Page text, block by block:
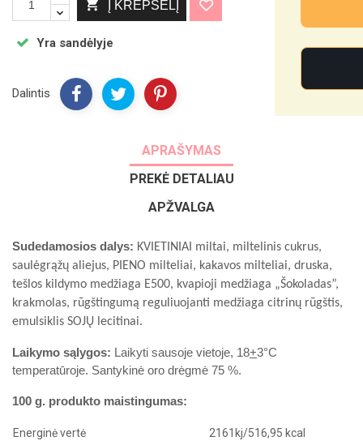
 Į KREPŠELĮ
Yra sandėlyje
Dalintis
APRAŠYMAS
PREKĖ DETALIAU
APŽVALGA
Sudedamosios dalys: KVIETINIAI miltai, miltelinis cukrus,
saulėgrąžų aliejus, PIENO milteliai, kakavos milteliai, druska,
tešlos kildymo medžiaga E500, kvapioji medžiaga „Šokoladas”,
krakmolas, rūgštingumą reguliuojanti medžiaga citrinų rūgštis,
emulsiklis SOJŲ lecitinai.
Laikymo sąlygos: Laikyti sausoje vietoje, 18+3°C
temperatūroje. Santykinė oro drėgmė 75 %.
100 g. produkto maistingumas:
Energinė vertė 2161kj/516,95 kcal